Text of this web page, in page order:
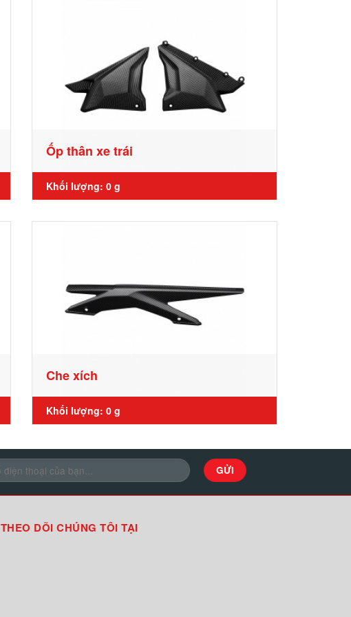
Ốp thân xe trái
Khối lượng: 0 g
Che xích
Khối lượng: 0 g
THEO DÕI CHÚNG TÔI TẠI